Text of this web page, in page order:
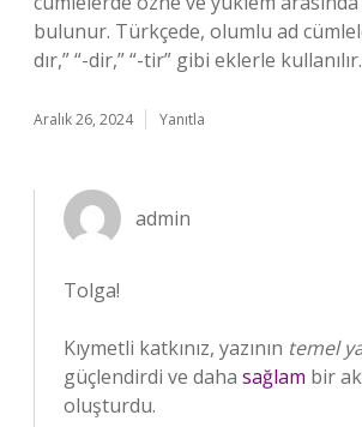
bulunur. Türkçede, olumlu ad
dır,” “-dir,” “-tir” gibi eklerle kullanılır.
Aralık 26, 2024 Yanıtla
admin
Tolga!
Kıymetli katkınız, yazının temel
güçlendirdi ve daha sağlam bir
oluşturdu.